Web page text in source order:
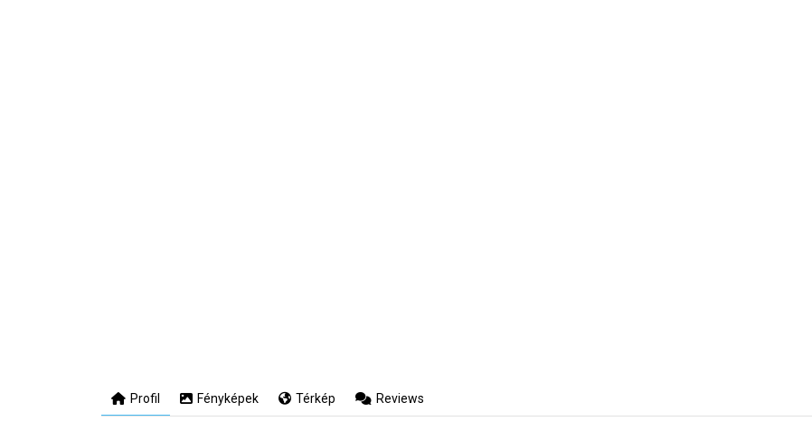
Profil Fényképek Térkép Reviews